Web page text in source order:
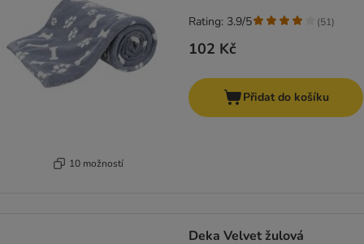
10 možností
102 Kč
Rating: 3.9/5 (51)
Přidat do košíku
Deka Velvet žulová